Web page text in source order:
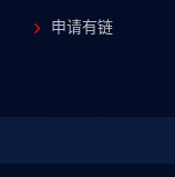
申请有链